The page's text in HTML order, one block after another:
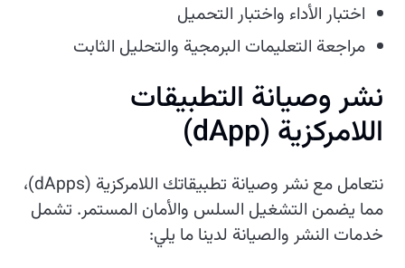
اختبار الأداء واختبار التحميل
مراجعة التعليمات البرمجية والتحليل الثابت
نشر وصيانة التطبيقات
اللامركزية (dApp)
نتعامل مع نشر وصيانة تطبيقاتك اللامركزية (dApps)،
مما يضمن التشغيل السلس والأمان المستمر. تشمل
خدمات النشر والصيانة لدينا ما يلي: